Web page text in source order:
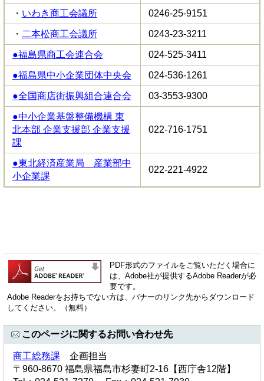
・ いわき商工会議所 0246-25-9151
・ 二本松商工会議所 0243-23-3211
●福島県商工会連合会 024-525-3411
●福島県中小企業団体中央会 024-536-1261
●全国商店街振興組合連合会 03-3553-9300
●中小企業基盤整備機構 東
北本部 企業支援部 企業支援
課
022-716-1751
●東北経済産業局 産業部中
小企業課
022-221-4922
PDF形式のファイルをご覧いただく場合に
は、Adobe社が提供するAdobe Readerが必
要です。
Adobe Readerをお持ちでない方は、バナーのリンク先からダウンロード
してください。（無料）
このページに関するお問い合わせ先
商工総務課 企画担当
〒960-8670 福島県福島市杉妻町2-16【西庁舎12階】